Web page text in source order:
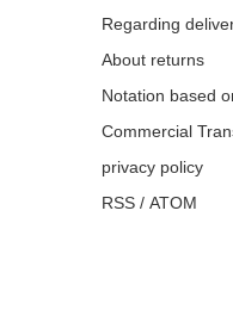
Regarding
About returns
Notation based
Commercial
privacy policy
RSS / ATOM